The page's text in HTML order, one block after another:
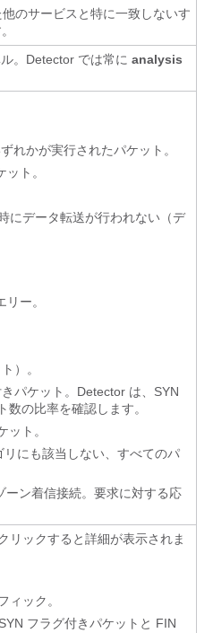
のサービスと特に一致しないす
。Detector では常に analysis
れかが実行されたパケット。
ト。
にデータ転送が行われない（デ
ー。
）。
パケット。Detector は、SYN
の比率を確認します。
ット。
リにも該当しない、すべてのパ
ーン着信接続。要求に対する応
リックすると詳細が表示されま
ィック。
フラグ付きパケットと FIN